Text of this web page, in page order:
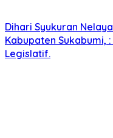
Dihari Syukuran
Kabupaten Sukabumi,
Legislatif.